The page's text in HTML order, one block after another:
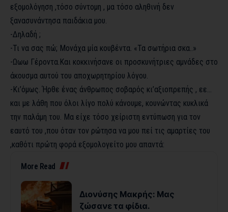
εξομολόγηση ,τόσο σύντομη , μα τόσο αληθινή δεν
ξανασυνάντησα παιδάκια μου.
-Δηλαδή ;
-Τι να σας πώ; Μονάχα μία κουβέντα. «Τα σωτήρια σκα..»
-Ωωω Γέροντα.Και κοκκινήσανε οι προσκυνήτριες αμνάδες στο
άκουσμα αυτού του αποχωρητηρίου λόγου.
-Κι’όμως. Ήρθε ένας άνθρωπος σοβαρός κι’αξιοπρεπής , εε…
και με λάθη που όλοι λίγο πολύ κάνουμε, κουνώντας κυκλικά
την παλάμη του. Μα είχε τόσο χείριστη εντύπωση για τον
εαυτό του ,που όταν τον ρώτησα να μου πεί τις αμαρτίες του
,καθότι πρώτη φορά εξομολογείτο μου απαντά:
More Read
Διονύσης Μακρής: Μας
ζώσανε τα φίδια.